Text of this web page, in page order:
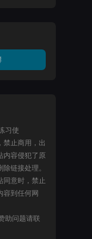
习使
禁止商用，出
内容侵犯了原
链接处理。
同意时，禁止
容到任何网
助问题请联